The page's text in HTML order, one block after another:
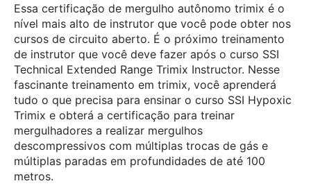
Essa certificação de mergulho autônomo trimix é o
nível mais alto de instrutor que você pode obter nos
cursos de circuito aberto. É o próximo treinamento
de instrutor que você deve fazer após o curso SSI
Technical Extended Range Trimix Instructor. Nesse
fascinante treinamento em trimix, você aprenderá
tudo o que precisa para ensinar o curso SSI Hypoxic
Trimix e obterá a certificação para treinar
mergulhadores a realizar mergulhos
descompressivos com múltiplas trocas de gás e
múltiplas paradas em profundidades de até 100
metros.